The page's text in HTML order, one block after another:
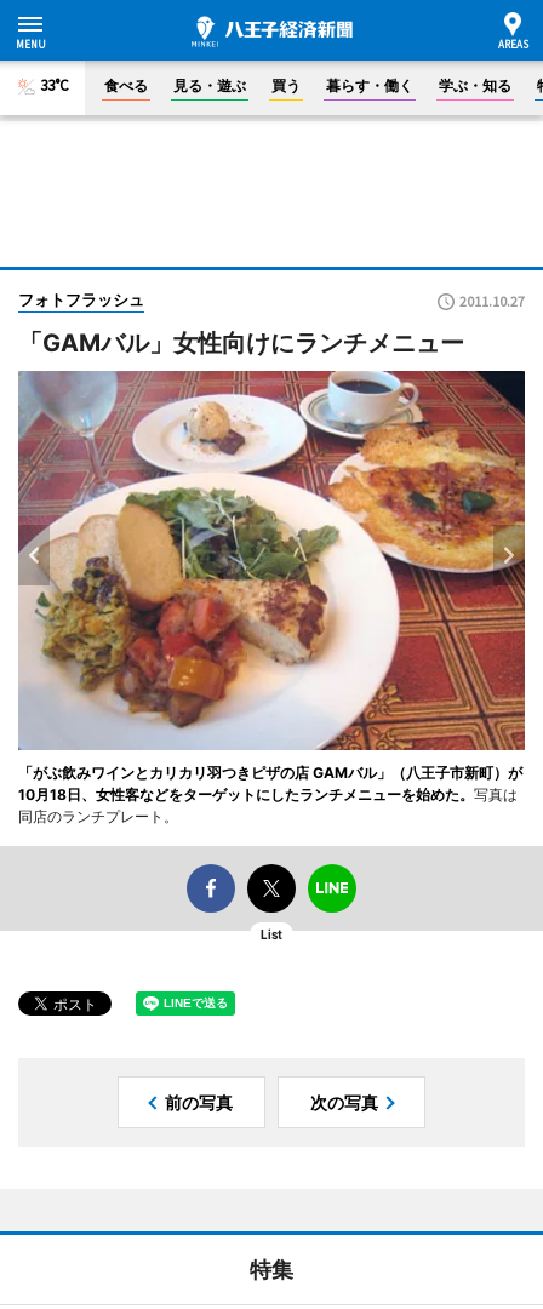
33°C 食べる 見る・遊ぶ 買う 暮らす・働く 学ぶ・知る
フォトフラッシュ 2011.10.27
「GAMバル」女性向けにランチメニュー
「がぶ飲みワインとカリカリ羽つきピザの店 GAMバル」（八王子市新町）が
10月18日、女性客などをターゲットにしたランチメニューを始めた。 写真は
同店のランチプレート。
List
前の写真 次の写真
特集